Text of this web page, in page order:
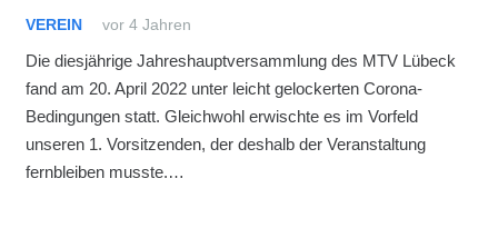
VEREIN vor 4 Jahren
Die diesjährige Jahreshauptversammlung des MTV Lübeck
fand am 20. April 2022 unter leicht gelockerten Corona-
Bedingungen statt. Gleichwohl erwischte es im Vorfeld
unseren 1. Vorsitzenden, der deshalb der Veranstaltung
fernbleiben musste.…